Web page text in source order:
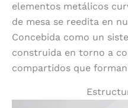
elementos metálicos
de mesa se reedita en
Concebida como un
construida en torno a
compartidos que